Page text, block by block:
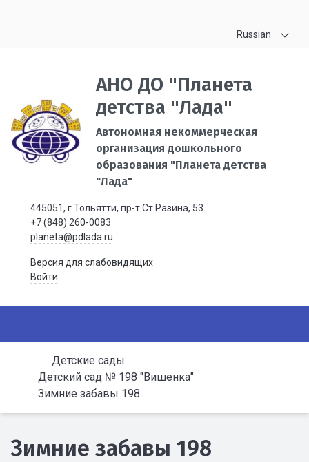
Russian
АНО ДО "Планета
детства "Лада"
Автономная некоммерческая
организация дошкольного
образования "Планета детства
"Лада"
445051, г.Тольятти, пр-т Ст.Разина, 53
+7 (848) 260-0083
planeta@pdlada.ru
Версия для слабовидящих
Войти
Детские сады
Детский сад № 198 "Вишенка"
Зимние забавы 198
Зимние забавы 198